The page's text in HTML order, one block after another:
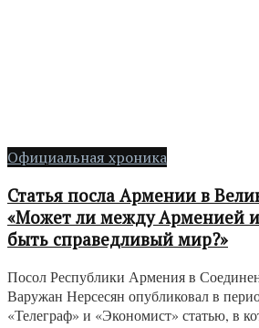
Официальная хроника
Статья посла Армении в
«Может ли между Арменией
быть справедливый мир?»
Посол Республики Армения в
Варужан Нерсесян опубликовал в
«Телеграф» и «Экономист» статью, в